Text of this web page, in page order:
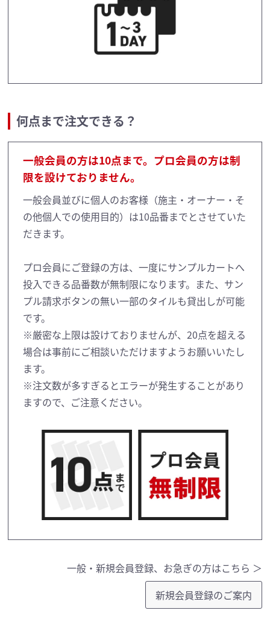
何点まで注文できる？
一般会員の方は10点まで。プロ会員の方は制
限を設けておりません。
一般会員並びに個人のお客様（施主・オーナー・そ
の他個人での使用目的）は10品番までとさせていた
だきます。
プロ会員にご登録の方は、一度にサンプルカートへ
投入できる品番数が無制限になります。また、サン
プル請求ボタンの無い一部のタイルも貸出しが可能
です。
※厳密な上限は設けておりませんが、20点を超える
場合は事前にご相談いただけますようお願いいたし
ます。
※注文数が多すぎるとエラーが発生することがあり
ますので、ご注意ください。
一般・新規会員登録、お急ぎの方はこちら ＞
新規会員登録のご案内